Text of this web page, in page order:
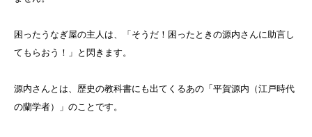
困ったうなぎ屋の主人は、「そうだ！困ったときの源内さんに助言し
てもらおう！」と閃きます。
源内さんとは、歴史の教科書にも出てくるあの「平賀源内（江戸時代
の蘭学者）」のことです。